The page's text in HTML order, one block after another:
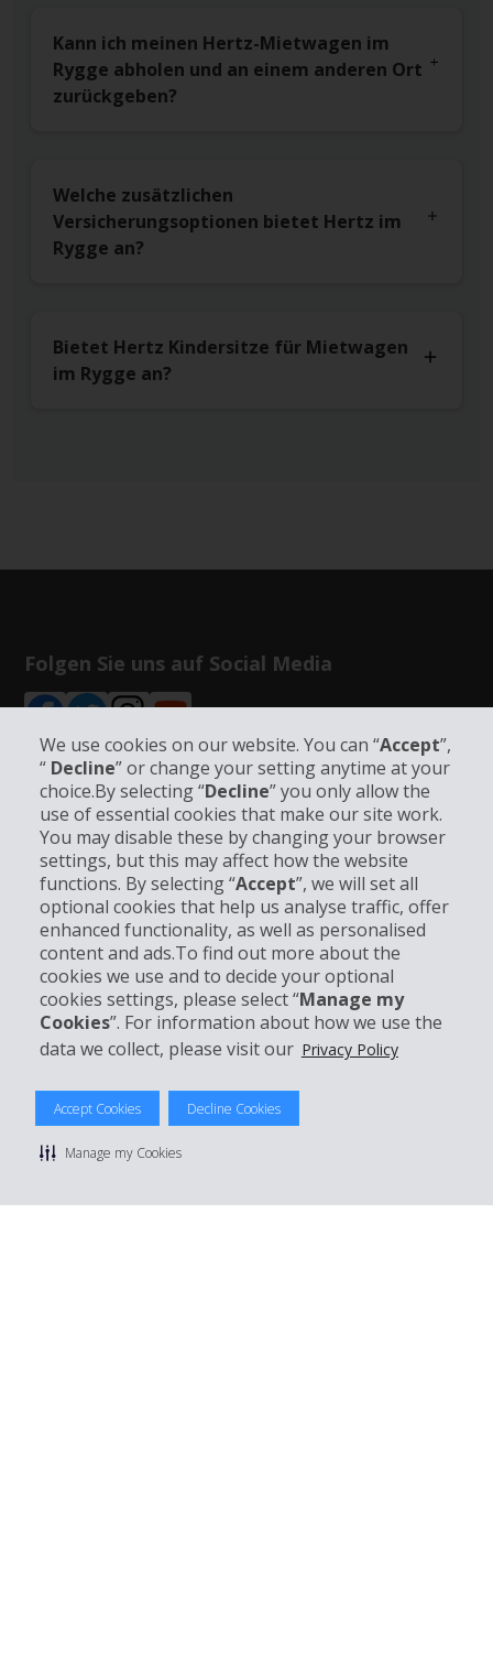
We use cookies on our website. You can “Accept”,
“ Decline” or change your setting anytime at your
choice.By selecting “Decline” you only allow the
use of essential cookies that make our site work.
You may disable these by changing your browser
settings, but this may affect how the website
functions. By selecting “Accept”, we will set all
optional cookies that help us analyse traffic, offer
enhanced functionality, as well as personalised
content and ads.To find out more about the
cookies we use and to decide your optional
cookies settings, please select “Manage my
Cookies”. For information about how we use the
data we collect, please visit our Privacy Policy
Accept Cookies Decline Cookies
Manage my Cookies
Kann ich meinen Hertz-Mietwagen im
Rygge abholen und an einem anderen Ort
zurückgeben?
Welche zusätzlichen
Versicherungsoptionen bietet Hertz im
Rygge an?
Bietet Hertz Kindersitze für Mietwagen
im Rygge an?
Folgen Sie uns auf Social Media
Unternehmensinformation
Partner
Kundenservice
Mieten bei Hertz
© 2026 The Hertz System, Inc.
Datenschutzrichtlinie | Nutzungsbedingungen
Sitemap Cookies verwalten